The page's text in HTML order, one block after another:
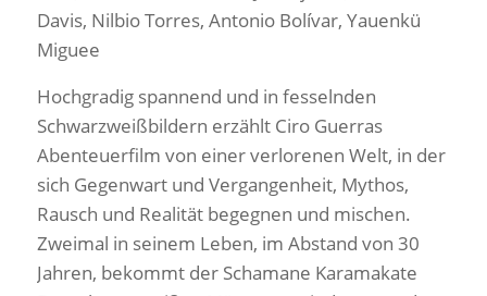
Davis, Nilbio Torres, Antonio Bolívar, Yauenkü
Miguee
Hochgradig spannend und in fesselnden
Schwarzweißbildern erzählt Ciro Guerras
Abenteuerfilm von einer verlorenen Welt, in der
sich Gegenwart und Vergangenheit, Mythos,
Rausch und Realität begegnen und mischen.
Zweimal in seinem Leben, im Abstand von 30
Jahren, bekommt der Schamane Karamakate